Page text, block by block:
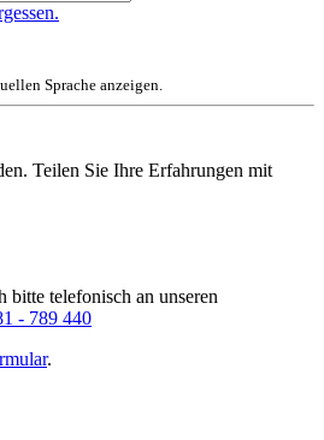
Sprache anzeigen.
Teilen Sie Ihre Erfahrungen mit
bitte telefonisch an unseren
- 789 440
.